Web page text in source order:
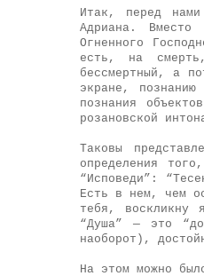
Итак, перед
Адриана. Вместо
Огненного
есть, на
бессмертный, а
экране,
познания
розановской
Таковы
определения
“Исповеди”:
Есть в нем, чем
тебя, воскликну
“Душа” — это
наоборот),
На этом можно